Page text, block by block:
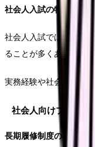
社会人入試の特徴
社会人入試では、実務
ることが多くあります。
実務経験や社会人とし
社会人向けプログラ
長期履修制度の利用